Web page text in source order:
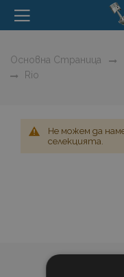
Основна Страница
Rio
Не можем да
селекцията.